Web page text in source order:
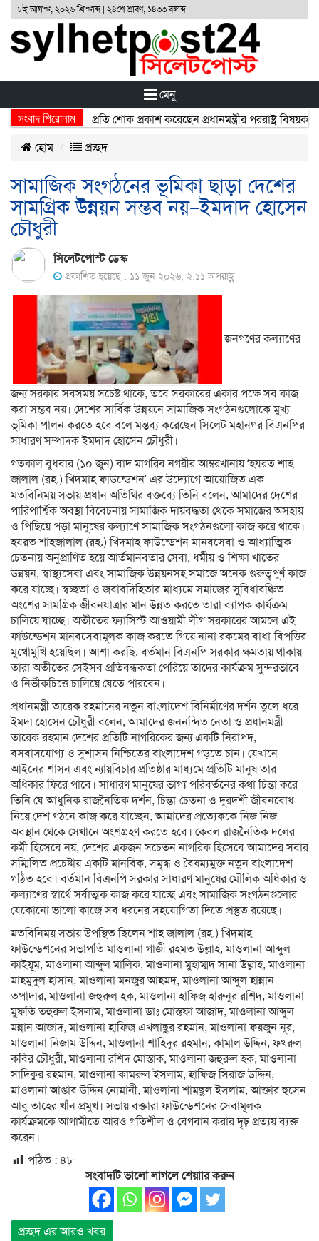
৮ই আগস্ট, ২০২৬ খ্রিস্টাব্দ | ২৪শে শ্রাবণ, ১৪৩৩ বঙ্গাব্দ
মেনু
সংবাদ শিরোনাম
নিহতদের প্রতি শোক প্রকাশ করেছেন প্রধানমন্ত্রীর পররাষ্ট্র বিষয়ক
হোম
প্রচ্ছদ
সামাজিক সংগঠনের ভূমিকা ছাড়া দেশের
সামগ্রিক উন্নয়ন সম্ভব নয়–ইমদাদ হোসেন
চৌধুরী
সিলেটপোস্ট ডেস্ক
প্রকাশিত হয়েছে : ১১ জুন ২০২৬, ২:১১ অপরাহ্ণ
জনগণের কল্যাণের
জন্য সরকার সবসময় সচেষ্ট থাকে, তবে সরকারের একার পক্ষে সব কাজ
করা সম্ভব নয়। দেশের সার্বিক উন্নয়নে সামাজিক সংগঠনগুলোকে মুখ্য
ভূমিকা পালন করতে হবে বলে মন্তব্য করেছেন সিলেট মহানগর বিএনপির
সাধারণ সম্পাদক ইমদাদ হোসেন চৌধুরী।
গতকাল বুধবার (১০ জুন) বাদ মাগরিব নগরীর আম্বরখানায় ‘হযরত শাহ
জালাল (রহ.) খিদমাহ ফাউন্ডেশন’ এর উদ্যোগে আয়োজিত এক
মতবিনিময় সভায় প্রধান অতিথির বক্তব্যে তিনি বলেন, আমাদের দেশের
পারিপার্শ্বিক অবস্থা বিবেচনায় সামাজিক দায়বদ্ধতা থেকে সমাজের অসহায়
ও পিছিয়ে পড়া মানুষের কল্যাণে সামাজিক সংগঠনগুলো কাজ করে থাকে।
হযরত শাহজালাল (রহ.) খিদমাহ ফাউন্ডেশন মানবসেবা ও আধ্যাত্মিক
চেতনায় অনুপ্রাণিত হয়ে আর্তমানবতার সেবা, ধর্মীয় ও শিক্ষা খাতের
উন্নয়ন, স্বাস্থ্যসেবা এবং সামাজিক উন্নয়নসহ সমাজে অনেক গুরুত্বপূর্ণ কাজ
করে যাচ্ছে। স্বচ্ছতা ও জবাবদিহিতার মাধ্যমে সমাজের সুবিধাবঞ্চিত
অংশের সামগ্রিক জীবনযাত্রার মান উন্নত করতে তারা ব্যাপক কার্যক্রম
চালিয়ে যাচ্ছে। অতীতের ফ্যাসিস্ট আওয়ামী লীগ সরকারের আমলে এই
ফাউন্ডেশন মানবসেবামূলক কাজ করতে গিয়ে নানা রকমের বাধা-বিপত্তির
মুখোমুখি হয়েছিল। আশা করছি, বর্তমান বিএনপি সরকার ক্ষমতায় থাকায়
তারা অতীতের সেইসব প্রতিবন্ধকতা পেরিয়ে তাদের কার্যক্রম সুন্দরভাবে
ও নির্ভীকচিত্তে চালিয়ে যেতে পারবেন।
প্রধানমন্ত্রী তারেক রহমানের নতুন বাংলাদেশ বিনির্মাণের দর্শন তুলে ধরে
ইমদা হোসেন চৌধুরী বলেন, আমাদের জননন্দিত নেতা ও প্রধানমন্ত্রী
তারেক রহমান দেশের প্রতিটি নাগরিকের জন্য একটি নিরাপদ,
বসবাসযোগ্য ও সুশাসন নিশ্চিতের বাংলাদেশ গড়তে চান। যেখানে
আইনের শাসন এবং ন্যায়বিচার প্রতিষ্ঠার মাধ্যমে প্রতিটি মানুষ তার
অধিকার ফিরে পাবে। সাধারণ মানুষের ভাগ্য পরিবর্তনের কথা চিন্তা করে
তিনি যে আধুনিক রাজনৈতিক দর্শন, চিন্তা-চেতনা ও দূরদর্শী জীবনবোধ
নিয়ে দেশ গঠনে কাজ করে যাচ্ছেন, আমাদের প্রত্যেককে নিজ নিজ
অবস্থান থেকে সেখানে অংশগ্রহণ করতে হবে। কেবল রাজনৈতিক দলের
কর্মী হিসেবে নয়, দেশের একজন সচেতন নাগরিক হিসেবে আমাদের সবার
সম্মিলিত প্রচেষ্টায় একটি মানবিক, সমৃদ্ধ ও বৈষম্যমুক্ত নতুন বাংলাদেশ
গঠিত হবে। বর্তমান বিএনপি সরকার সাধারণ মানুষের মৌলিক অধিকার ও
কল্যাণের স্বার্থে সর্বাত্মক কাজ করে যাচ্ছে এবং সামাজিক সংগঠনগুলোর
যেকোনো ভালো কাজে সব ধরনের সহযোগিতা দিতে প্রস্তুত রয়েছে।
মতবিনিময় সভায় উপস্থিত ছিলেন শাহ জালাল (রহ.) খিদমাহ
ফাউন্ডেশনের সভাপতি মাওলানা গাজী রহমত উল্লাহ, মাওলানা আব্দুল
কাইয়ূম, মাওলানা আব্দুল মালিক, মাওলানা মুহাম্মদ সানা উল্লাহ, মাওলানা
মাহমুদুল হাসান, মাওলানা মনজুর আহমদ, মাওলানা আব্দুল হান্নান
তপাদার, মাওলানা জহুরুল হক, মাওলানা হাফিজ হারুনুর রশিদ, মাওলানা
মুফতি তহুরুল ইসলাম, মাওলানা ডাঃ মোস্তফা আজাদ, মাওলানা আব্দুল
মন্নান আজাদ, মাওলানা হাফিজ এখলাছুর রহমান, মাওলানা ফয়জুন নূর,
মাওলানা নিজাম উদ্দিন, মাওলানা শাহিদুর রহমান, কামাল উদ্দিন, ফখরুল
কবির চৌধুরী, মাওলানা রশিদ মোস্তাক, মাওলানা জহুরুল হক, মাওলানা
সাদিকুর রহমান, মাওলানা কামরুল ইসলাম, হাফিজ সিরাজ উদ্দিন,
মাওলানা আপ্তাব উদ্দিন নোমানী, মাওলানা শামছুল ইসলাম, আক্তার হুসেন
আবু তাহের খাঁন প্রমুখ। সভায় বক্তারা ফাউন্ডেশনের সেবামূলক
কার্যক্রমকে আগামীতে আরও গতিশীল ও বেগবান করার দৃঢ় প্রত্যয় ব্যক্ত
করেন।
পঠিত : ৪৮
সংবাদটি ভালো লাগলে শেয়াার করুন
প্রচ্ছদ এর আরও খবর